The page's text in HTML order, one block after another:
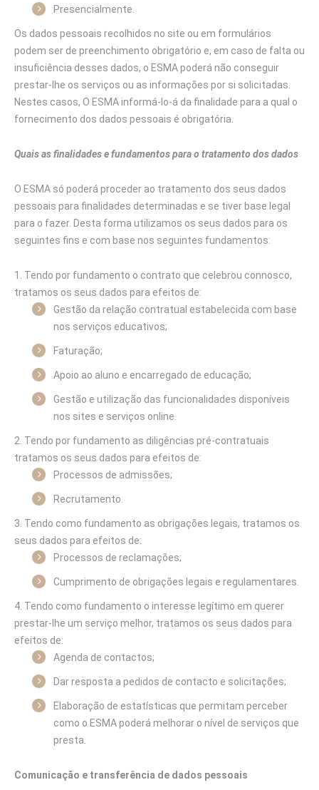
Presencialmente.
Os dados pessoais recolhidos no site ou em formulários
podem ser de preenchimento obrigatório e, em caso de falta ou
insuficiência desses dados, o ESMA poderá não conseguir
prestar-lhe os serviços ou as informações por si solicitadas.
Nestes casos, O ESMA informá-lo-á da finalidade para a qual o
fornecimento dos dados pessoais é obrigatória.
Quais as finalidades e fundamentos para o tratamento dos dados
O ESMA só poderá proceder ao tratamento dos seus dados
pessoais para finalidades determinadas e se tiver base legal
para o fazer. Desta forma utilizamos os seus dados para os
seguintes fins e com base nos seguintes fundamentos:
Tendo por fundamento o contrato que celebrou connosco,
tratamos os seus dados para efeitos de:
Gestão da relação contratual estabelecida com base
nos serviços educativos;
Faturação;
Apoio ao aluno e encarregado de educação;
Gestão e utilização das funcionalidades disponíveis
nos sites e serviços online.
Tendo por fundamento as diligências pré-contratuais
tratamos os seus dados para efeitos de:
Processos de admissões;
Recrutamento.
Tendo como fundamento as obrigações legais, tratamos os
seus dados para efeitos de:
Processos de reclamações;
Cumprimento de obrigações legais e regulamentares.
Tendo como fundamento o interesse legítimo em querer
prestar-lhe um serviço melhor, tratamos os seus dados para
efeitos de:
Agenda de contactos;
Dar resposta a pedidos de contacto e solicitações;
Elaboração de estatísticas que permitam perceber
como o ESMA poderá melhorar o nível de serviços que
presta.
Comunicação e transferência de dados pessoais